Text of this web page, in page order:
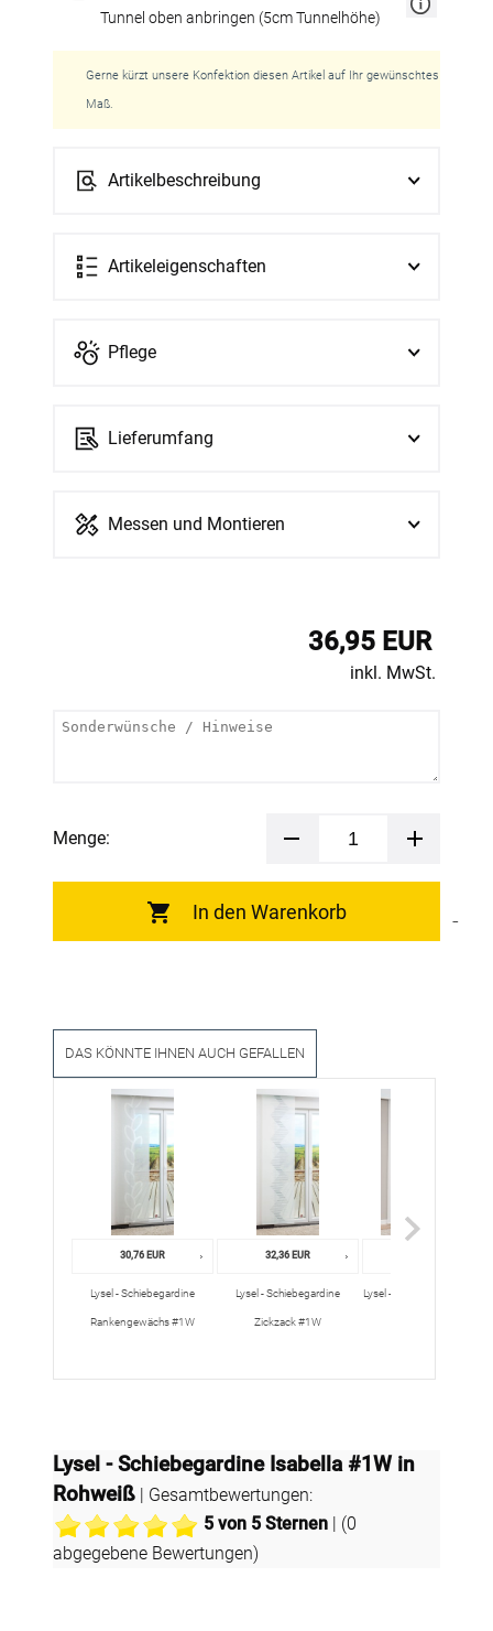
Tunnel oben anbringen (5cm Tunnelhöhe)
Gerne kürzt unsere Konfektion diesen Artikel auf Ihr gewünschtes
Maß.
Artikelbeschreibung
Artikeleigenschaften
Pflege
Lieferumfang
Messen und Montieren
36,95 EUR
inkl. MwSt.
Menge:
In den Warenkorb
DAS KÖNNTE IHNEN AUCH GEFALLEN
30,76 EUR
Lysel - Schiebegardine
Rankengewächs #1W
32,36 EUR
Lysel - Schiebegardine
Zickzack #1W
Lysel - Schiebegardine
Lysel - Schiebegardine Isabella #1W in
Rohweiß | Gesamtbewertungen:
5von 5 Sternen | (0
abgegebene Bewertungen)